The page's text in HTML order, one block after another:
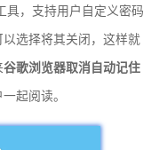
具，支持用户自定义密码
选择将其关闭，这样就
谷歌浏览器取消自动记住
起阅读。